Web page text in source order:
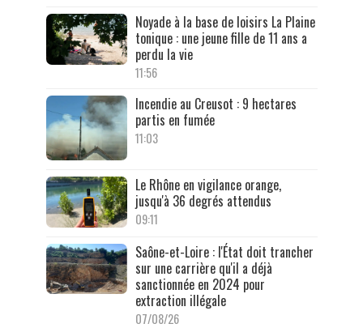
Noyade à la base de loisirs La Plaine
tonique : une jeune fille de 11 ans a
perdu la vie
11:56
Incendie au Creusot : 9 hectares
partis en fumée
11:03
Le Rhône en vigilance orange,
jusqu'à 36 degrés attendus
09:11
Saône-et-Loire : l'État doit trancher
sur une carrière qu'il a déjà
sanctionnée en 2024 pour
extraction illégale
07/08/26